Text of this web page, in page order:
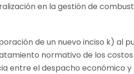
en la gestión de
de un nuevo inciso k) al
normativo de los
entre el despacho económico y